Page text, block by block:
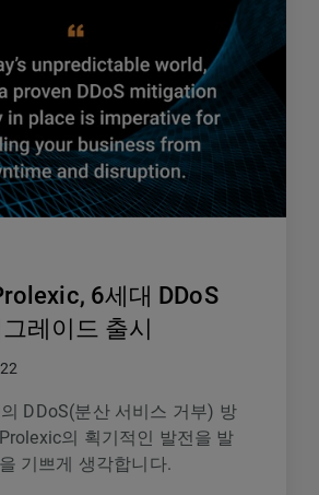
6세대 DDoS
레이드 출시
DDoS(분산 서비스 거부) 방
의 획기적인 발전을 발
기쁘게 생각합니다.